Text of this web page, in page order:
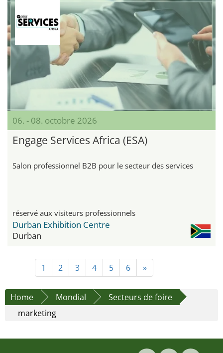
06. - 08. octobre 2026
Engage Services Africa (ESA)
Salon professionnel B2B pour le secteur des services
réservé aux visiteurs professionnels
Durban Exhibition Centre
Durban
1 2 3 4 5 6 »
Home Mondial
Secteurs de foire
marketing